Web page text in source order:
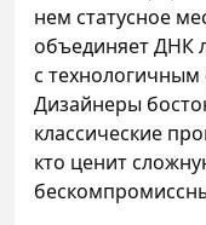
нем статусное
объединяет ДНК
с технологичным
Дизайнеры
классические
кто ценит